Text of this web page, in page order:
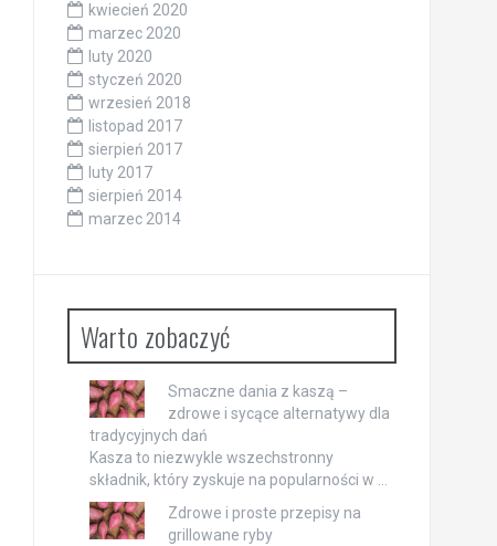
kwiecień 2020
marzec 2020
luty 2020
styczeń 2020
wrzesień 2018
listopad 2017
sierpień 2017
luty 2017
sierpień 2014
marzec 2014
Warto zobaczyć
Smaczne dania z kaszą –
zdrowe i sycące alternatywy dla
tradycyjnych dań
Kasza to niezwykle wszechstronny
składnik, który zyskuje na popularności w …
Zdrowe i proste przepisy na
grillowane ryby